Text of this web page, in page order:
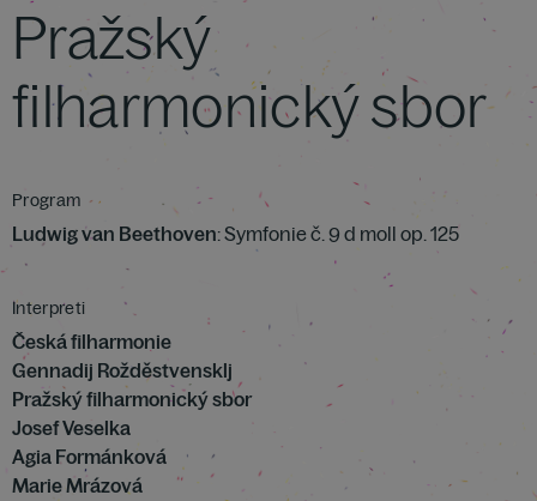
Pražský
filharmonický sbor
Program
Ludwig van Beethoven: Symfonie č. 9 d moll op. 125
Interpreti
Česká filharmonie
Gennadij Rožděstvensklj
Pražský filharmonický sbor
Josef Veselka
Agia Formánková
Marie Mrázová